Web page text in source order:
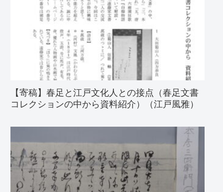
【寄稿】春足と江戸文化人との接点（春足文書
コレクションの中から資料紹介）（江戸風雅）